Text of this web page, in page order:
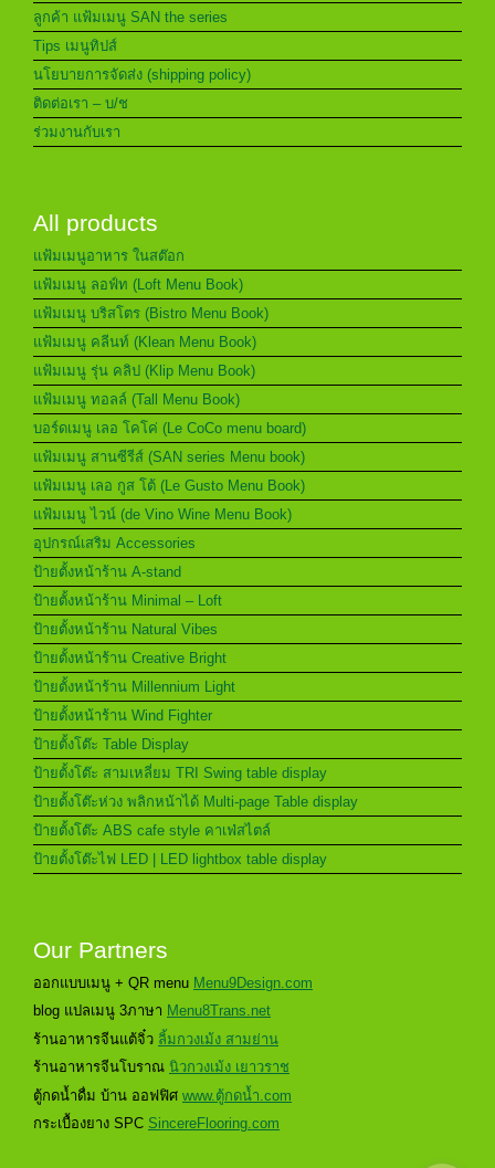
ลูกค้า แฟ้มเมนู SAN the series
Tips เมนูทิปส์
นโยบายการจัดส่ง (shipping policy)
ติดต่อเรา – บ/ช
ร่วมงานกับเรา
All products
แฟ้มเมนูอาหาร ในสต๊อก
แฟ้มเมนู ลอฟ์ท (Loft Menu Book)
แฟ้มเมนู บริสโตร (Bistro Menu Book)
แฟ้มเมนู คลีนท์ (Klean Menu Book)
แฟ้มเมนู รุ่น คลิป (Klip Menu Book)
แฟ้มเมนู ทอลล์ (Tall Menu Book)
บอร์ดเมนู เลอ โคโค่ (Le CoCo menu board)
แฟ้มเมนู สานซีรีส์ (SAN series Menu book)
แฟ้มเมนู เลอ กูส โต้ (Le Gusto Menu Book)
แฟ้มเมนู ไวน์ (de Vino Wine Menu Book)
อุปกรณ์เสริม Accessories
ป้ายตั้งหน้าร้าน A-stand
ป้ายตั้งหน้าร้าน Minimal – Loft
ป้ายตั้งหน้าร้าน Natural Vibes
ป้ายตั้งหน้าร้าน Creative Bright
ป้ายตั้งหน้าร้าน Millennium Light
ป้ายตั้งหน้าร้าน Wind Fighter
ป้ายตั้งโต๊ะ Table Display
ป้ายตั้งโต๊ะ สามเหลี่ยม TRI Swing table display
ป้ายตั้งโต๊ะห่วง พลิกหน้าได้ Multi-page Table display
ป้ายตั้งโต๊ะ ABS cafe style คาเฟ่สไตล์
ป้ายตั้งโต๊ะไฟ LED | LED lightbox table display
Our Partners
ออกแบบเมนู + QR menu Menu9Design.com
blog แปลเมนู 3ภาษา Menu8Trans.net
ร้านอาหารจีนแต้จิ๋ว ลิ้มกวงเม้ง สามย่าน
ร้านอาหารจีนโบราณ นิวกวงเม้ง เยาวราช
ตู้กดน้ำดื่ม บ้าน ออฟฟิศ www.ตู้กดน้ำ.com
กระเบื้องยาง SPC SincereFlooring.com